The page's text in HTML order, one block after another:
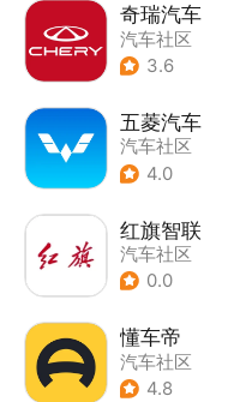
奇瑞汽车
汽车社区
3.6
五菱汽车
汽车社区
4.0
红旗智联
汽车社区
0.0
懂车帝
汽车社区
4.8